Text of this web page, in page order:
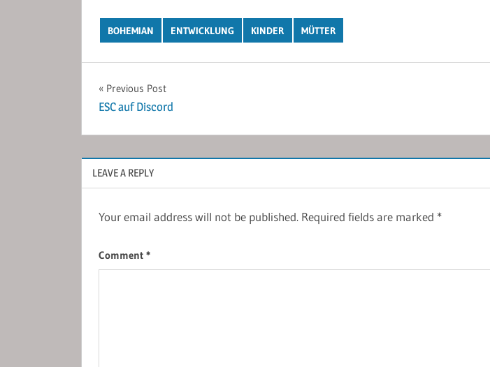
BOHEMIAN ENTWICKLUNG KINDER MÜTTER
Post
navigation
Previous Post
ESC auf Discord
LEAVE A REPLY
Your email address will not be published. Required fields are marked *
Comment *